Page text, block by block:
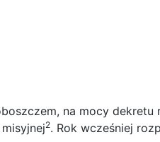
na mocy dekretu
2. Rok wcześniej